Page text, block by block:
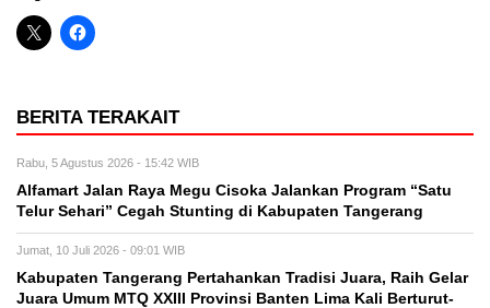
BERITA TERAKAIT
Rabu, 5 Agustus 2026 - 15:42 WIB
Alfamart Jalan Raya Megu Cisoka Jalankan Program “Satu
Telur Sehari” Cegah Stunting di Kabupaten Tangerang
Jumat, 10 Juli 2026 - 09:01 WIB
Kabupaten Tangerang Pertahankan Tradisi Juara, Raih Gelar
Juara Umum MTQ XXIII Provinsi Banten Lima Kali Berturut-